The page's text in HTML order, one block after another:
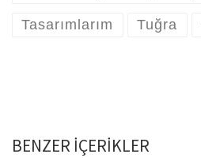
Tasarımlarım Tuğra
BENZER IÇERIKLER